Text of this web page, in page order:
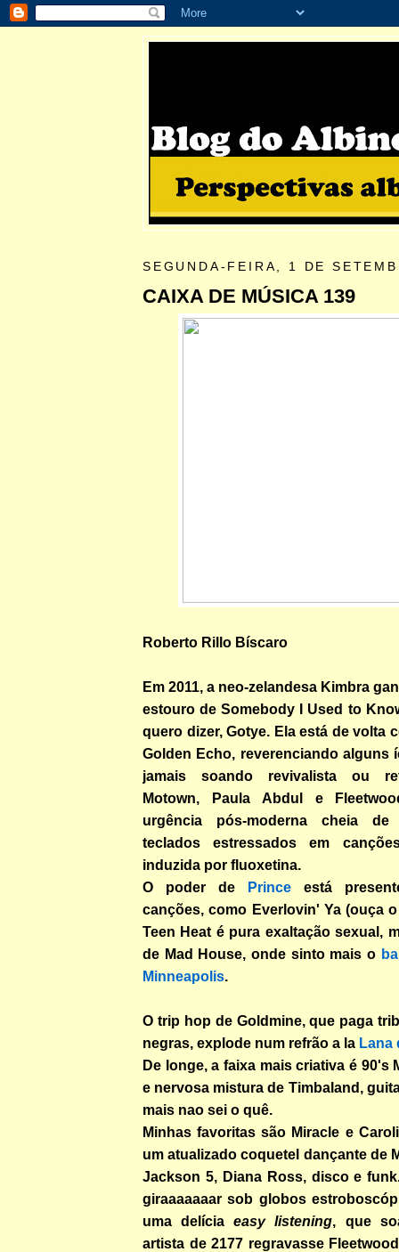
SEGUNDA-FEIRA, 1 DE
CAIXA DE MÚSICA 139
Roberto Rillo Bíscaro
Em 2011, a neo-zelandesa Kimbra
estouro de Somebody I Used to
quero dizer, Gotye. Ela está de volta
Golden Echo, reverenciando alguns
jamais soando revivalista ou
Motown, Paula Abdul e
urgência pós-moderna cheia
teclados estressados em
induzida por fluoxetina.
O poder de Prince está
canções, como Everlovin' Ya (ouça
Teen Heat é pura exaltação sexual,
de Mad House, onde sinto mais o
Minneapolis.
O trip hop de Goldmine, que paga
negras, explode num refrão a la Lana
De longe, a faixa mais criativa é 90's
e nervosa mistura de Timbaland,
mais nao sei o quê.
Minhas favoritas são Miracle e
um atualizado coquetel dançante de
Jackson 5, Diana Ross, disco e
giraaaaaaar sob globos
uma delíciaeasy listening, que
artista de 2177 regravasse